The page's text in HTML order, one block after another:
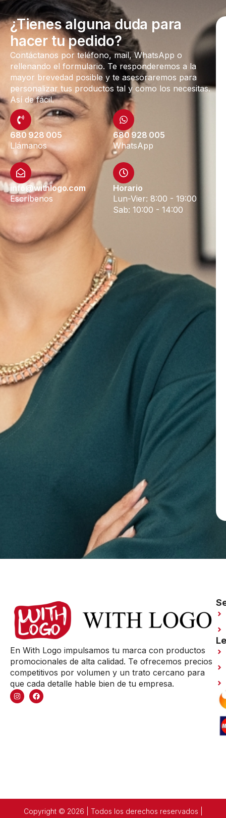
¿Tienes alguna duda para
hacer tu pedido?
Contáctanos por teléfono, mail, WhatsApp o
rellenando el formulario. Te responderemos a la
mayor brevedad posible y te asesoraremos para
personalizar tus productos tal y como los necesitas.
Así de fácil.
680 928 005
Llámanos
680 928 005
WhatsApp
info@withlogo.com
Escríbenos
Horario
Lun-Vier: 8:00 - 19:00
Sab: 10:00 - 14:00
En With Logo impulsamos tu marca con productos
promocionales de alta calidad. Te ofrecemos precios
competitivos por volumen y un trato cercano para
que cada detalle hable bien de tu empresa.
Copyright © 2026 | Todos los derechos reservados |